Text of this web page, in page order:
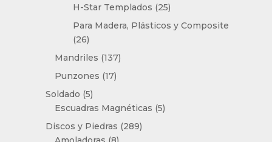
productos
H-Star Templados 2525
productos
Para Madera, Plásticos y Composite
2626
productos
Mandriles 137137
Punzones 1717
Soldado 55
productos
Escuadras Magnéticas 55
Discos y Piedras 289289
8